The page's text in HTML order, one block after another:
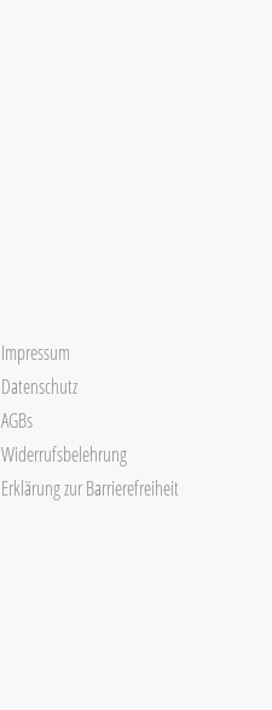
Impressum
Datenschutz
AGBs
Widerrufsbelehrung
Erklärung zur Barrierefreiheit